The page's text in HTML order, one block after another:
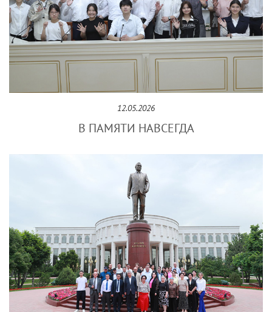
12.05.2026
В ПАМЯТИ НАВСЕГДА